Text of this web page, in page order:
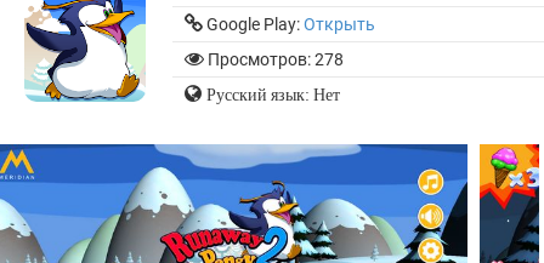
Google Play:Открыть
Просмотров: 278
Русский язык: Нет